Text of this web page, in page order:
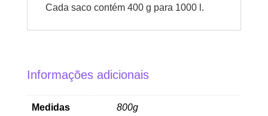
Cada saco contém 400 g para 1000 l.
Informações adicionais
Medidas 800g